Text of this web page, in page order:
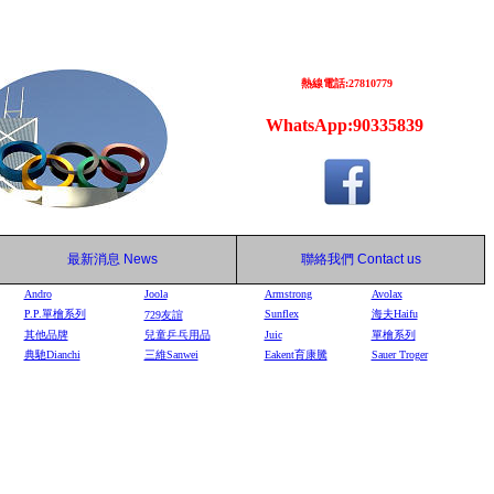
熱線電話:27810779
WhatsApp:90335839
最新消息 News 聯絡我們 Contact us
Andro Joola Armstrong
Avolax
P.P.單檜系列
729友誼 Sunflex
海夫Haifu
其他品牌
兒童乒乓用品 Juic
單檜系列
典馳Dianchi
三維Sanwei Eakent育康騰 Sauer Troger